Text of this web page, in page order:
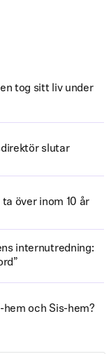
tog sitt liv under
slutar
över inom 10 år
internutredning:
hem och Sis-hem?